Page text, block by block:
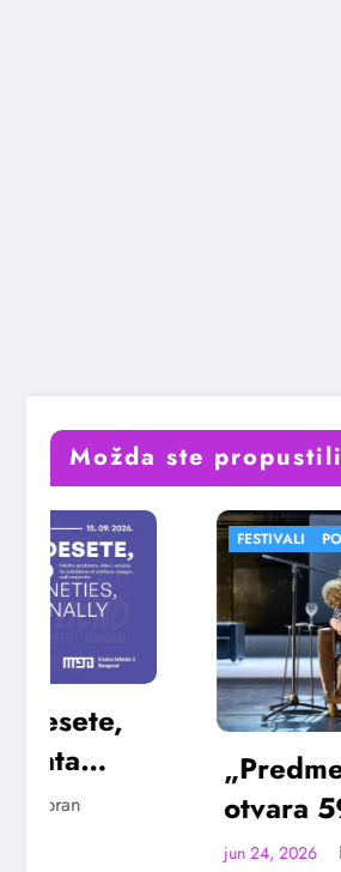
Možda ste propustili
FESTIVALI POZORIŠTE
„Predmet Medeja“
otvara 59. Bitef u
Kulturni kišobran